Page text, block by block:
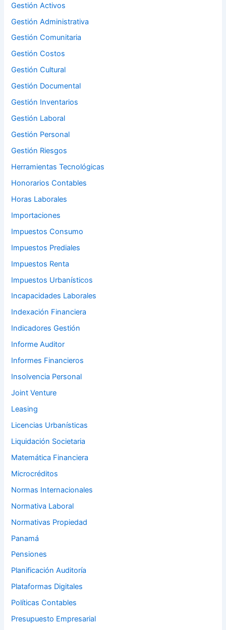
Gestión Activos
Gestión Administrativa
Gestión Comunitaria
Gestión Costos
Gestión Cultural
Gestión Documental
Gestión Inventarios
Gestión Laboral
Gestión Personal
Gestión Riesgos
Herramientas Tecnológicas
Honorarios Contables
Horas Laborales
Importaciones
Impuestos Consumo
Impuestos Prediales
Impuestos Renta
Impuestos Urbanísticos
Incapacidades Laborales
Indexación Financiera
Indicadores Gestión
Informe Auditor
Informes Financieros
Insolvencia Personal
Joint Venture
Leasing
Licencias Urbanísticas
Liquidación Societaria
Matemática Financiera
Microcréditos
Normas Internacionales
Normativa Laboral
Normativas Propiedad
Panamá
Pensiones
Planificación Auditoría
Plataformas Digitales
Políticas Contables
Presupuesto Empresarial